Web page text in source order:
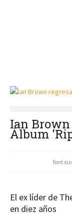
Ian Brown
Álbum
font
El ex líder de
en diez años